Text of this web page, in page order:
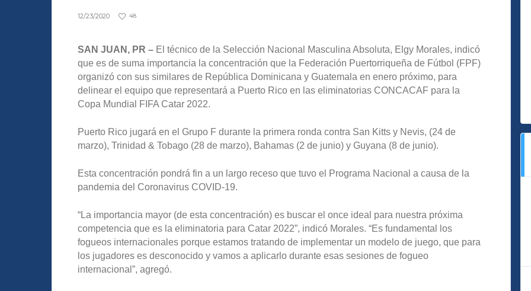
12/23/2020 48
SAN JUAN, PR – El técnico de la Selección Nacional Masculina Absoluta, Elgy Morales, indicó
que es de suma importancia la concentración que la Federación Puertorriqueña de Fútbol (FPF)
organizó con sus similares de República Dominicana y Guatemala en enero próximo, para
delinear el equipo que representará a Puerto Rico en las eliminatorias CONCACAF para la
Copa Mundial FIFA Catar 2022.
Puerto Rico jugará en el Grupo F durante la primera ronda contra San Kitts y Nevis, (24 de
marzo), Trinidad & Tobago (28 de marzo), Bahamas (2 de junio) y Guyana (8 de junio).
Esta concentración pondrá fin a un largo receso que tuvo el Programa Nacional a causa de la
pandemia del Coronavirus COVID-19.
“La importancia mayor (de esta concentración) es buscar el once ideal para nuestra próxima
competencia que es la eliminatoria para Catar 2022”, indicó Morales. “Es fundamental los
fogueos internacionales porque estamos tratando de implementar un modelo de juego, que para
los jugadores es desconocido y vamos a aplicarlo durante esas sesiones de fogueo
internacional”, agregó.